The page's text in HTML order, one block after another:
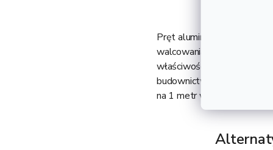
Pręt aluminiowy fi 65 to
walcowania na gorąco i
właściwości
budownictwie.
na 1 metr wynosi 8,96 kg.